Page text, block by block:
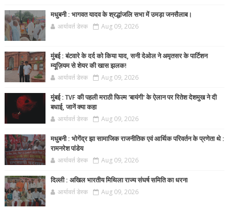
मधुबनी : भागवत यादव के श्रद्धांजलि सभा में उमड़ा जनसैलाब।
आर्यावर्त डेस्क Aug 09, 2026
मुंबई : बंटवारे के दर्द को किया याद, सनी देओल ने अमृतसर के पार्टिशन
म्यूज़ियम से शेयर की खास झलक!
आर्यावर्त डेस्क Aug 09, 2026
मुंबई : TVF की पहली मराठी फिल्म 'बायंगी' के ऐलान पर रितेश देशमुख ने दी
बधाई, जानें क्या कहा
आर्यावर्त डेस्क Aug 09, 2026
मधुबनी : भोगेंद्र झा सामाजिक राजनीतिक एवं आर्थिक परिवर्तन के प्रणेता थे :
रामनरेश पांडेय
आर्यावर्त डेस्क Aug 09, 2026
दिल्ली : अखिल भारतीय मिथिला राज्य संघर्ष समिति का धरना
आर्यावर्त डेस्क Aug 09, 2026